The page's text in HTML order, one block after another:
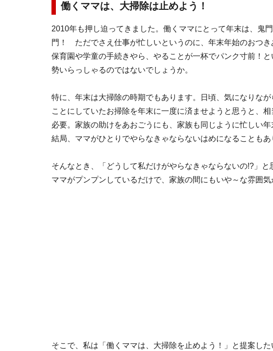
働くママは、大掃除は止めよう！
2010年も押し迫ってきました。働くママにとって年末は、鬼
門！ ただでさえ仕事が忙しいというのに、年末年始のおつき
保育園や学童の手続きやら、やることが一杯でパンク寸前！と
勢いらっしゃるのではないでしょうか。
特に、年末は大掃除の時期でもあります。日頃、気になりなが
ことにしていたお掃除を年末に一度に済ませようと思うと、
必要。家族の助けをあおごうにも、家族も同じように忙しい年
結局、ママがひとりでやらなきゃならないはめになることもあ
そんなとき、「どうして私だけがやらなきゃならないの!?」と
ママがプンプンしているだけで、家族の間にもいや～な雰囲気
そこで、私は「働くママは、大掃除を止めよう！」と提案した